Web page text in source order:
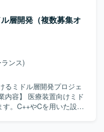
。密に連携し、1フレーム
信号整理をマイクロ秒単
発ではなく、既存のベ
を行っていただきま
ミング、結合テスト、
す。 【求める人
でき、長期的に継続し
おります。日本語で技
に行え、仕様書を正確に
ウェア開発に携わるこ
層開発（複数募集オ
ンス)
るミドル層開発プロジェ
。C++やCを用いた設計